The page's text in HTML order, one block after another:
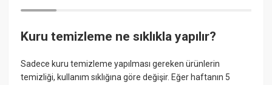
Kuru temizleme ne sıklıkla yapılır?
Sadece kuru temizleme yapılması gereken ürünlerin
temizliği, kullanım sıklığına göre değişir. Eğer haftanın 5